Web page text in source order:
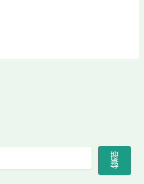
搜
尋